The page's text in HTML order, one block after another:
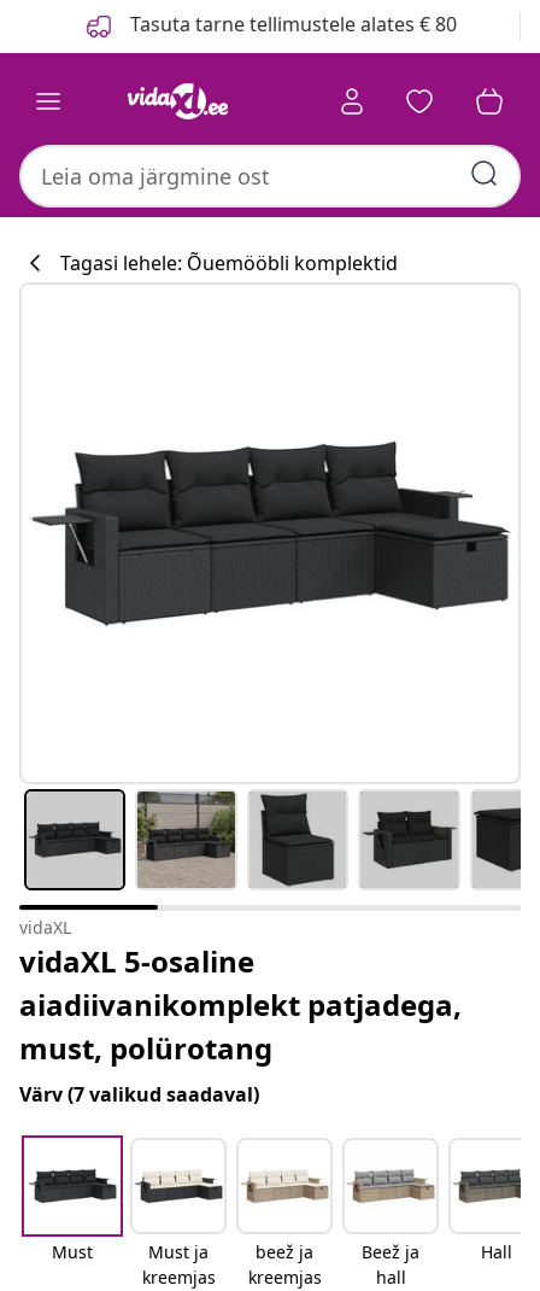
Tasuta tarne tellimustele alates € 80
#sharemevidaxl
Tagasi lehele: Õuemööbli komplektid
vidaXL
vidaXL 5-osaline
aiadiivanikomplekt patjadega,
must, polürotang
Värv(7 valikud saadaval)
Must
Must ja
kreemjas
beež ja
kreemjas
Beež ja
hall
Hall